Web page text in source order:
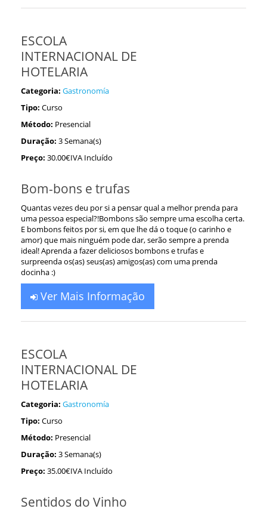
ESCOLA
INTERNACIONAL DE
HOTELARIA
Categoria: Gastronomía
Tipo: Curso
Método: Presencial
Duração: 3 Semana(s)
Preço: 30.00€IVA Incluído
Bom-bons e trufas
Quantas vezes deu por si a pensar qual a melhor prenda para
uma pessoa especial?!Bombons são sempre uma escolha certa.
E bombons feitos por si, em que lhe dá o toque (o carinho e
amor) que mais ninguém pode dar, serão sempre a prenda
ideal! Aprenda a fazer deliciosos bombons e trufas e
surpreenda os(as) seus(as) amigos(as) com uma prenda
docinha :)
Ver Mais Informação
ESCOLA
INTERNACIONAL DE
HOTELARIA
Categoria: Gastronomía
Tipo: Curso
Método: Presencial
Duração: 3 Semana(s)
Preço: 35.00€IVA Incluído
Sentidos do Vinho